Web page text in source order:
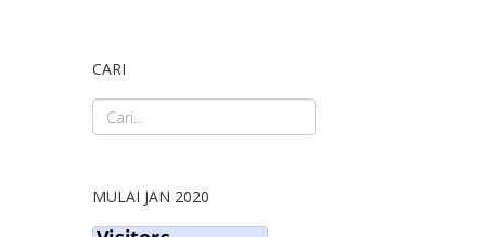
CARI
MULAI JAN 2020